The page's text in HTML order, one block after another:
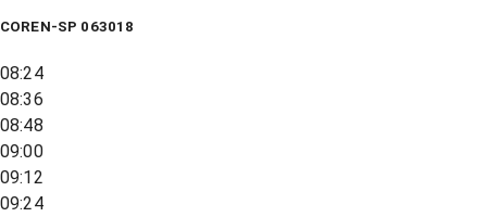
COREN-SP 063018
08:24
08:36
08:48
09:00
09:12
09:24